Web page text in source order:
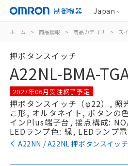
制御機器 Japan
ホーム > 商品情報 > 商品カテゴリ > ス
押ボタンスイッチ
A22NL-BMA-
2027年06月受注終了予定
押ボタンスイッチ（φ22）, 照
こ形, オルタネイト, ボタンの
インPlus端子台, 接点構成:
LEDランプ色: 緑, LEDランプ
A22NN / A22NL 押ボタンスイッ